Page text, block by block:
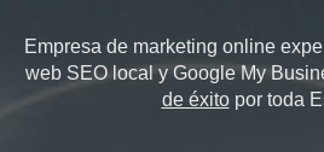
Empresa de marketing online
web SEO local y Google My
de éxitopor toda